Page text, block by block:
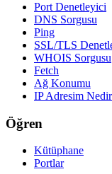
Port Denetleyici
DNS Sorgusu
Ping
SSL/TLS
WHOIS Sorgusu
Fetch
Ağ Konumu
IP Adresim Nedir
Öğren
Kütüphane
Portlar